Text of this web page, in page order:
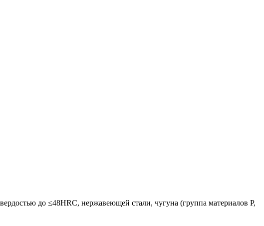
до ≤48HRC, нержавеющей стали, чугуна (группа материалов P,